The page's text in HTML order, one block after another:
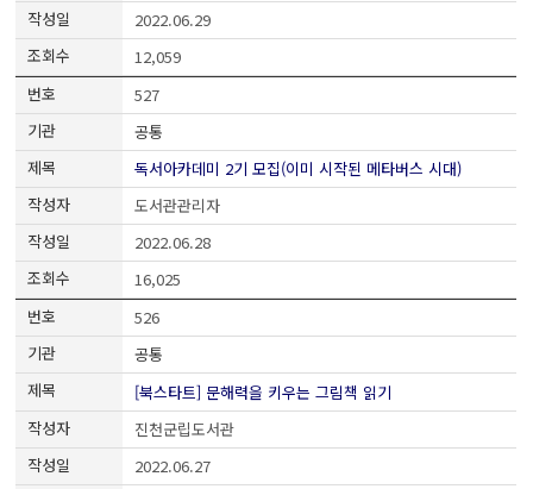
2022.06.29
12,059
527
공통
독서아카데미 2기 모집(이미 시작된 메타버스 시대)
도서관관리자
2022.06.28
16,025
526
공통
[북스타트] 문해력을 키우는 그림책 읽기
진천군립도서관
2022.06.27